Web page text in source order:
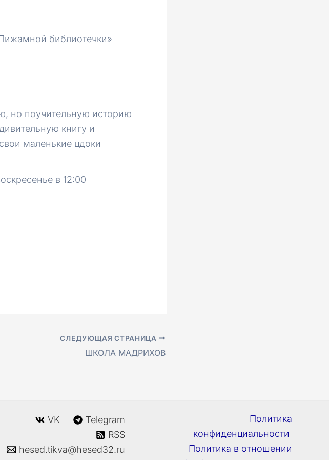
библиотечки»
но поучительную историю
книгу и
маленькие цдоки
в 12:00
СЛЕДУЮЩАЯ СТРАНИЦА
ШКОЛА МАДРИХОВ
VK
Telegram
RSS
hesed.tikva@hesed32.ru
Политика
конфиденциальности
Политика в отношении